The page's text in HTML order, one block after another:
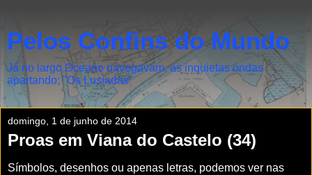
Pelos Confins do Mundo
Já no largo Oceano navegavam, as inquietas ondas
apartando; "Os Lusíadas"
domingo, 1 de junho de 2014
Proas em Viana do Castelo (34)
Símbolos, desenhos ou apenas letras, podemos ver nas